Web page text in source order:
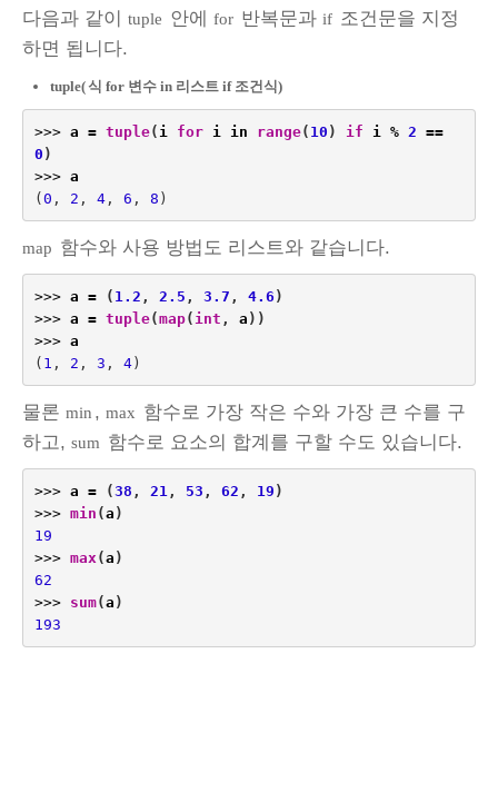
다음과 같이 tuple 안에 for 반복문과 if 조건문을 지정
하면 됩니다.
tuple(식 for 변수 in 리스트 if 조건식)
>>> a = tuple( i for i in range( 10 ) if i % 2 ==
0 )
>>> a
(0 , 2 , 4, 6 , 8 )
map 함수와 사용 방법도 리스트와 같습니다.
>>> a = ( 1.2 , 2.5 , 3.7 , 4.6 )
>>> a = tuple(map( int , a ))
>>> a
( 1 , 2 , 3 , 4)
물론 min , max 함수로 가장 작은 수와 가장 큰 수를 구
하고, sum 함수로 요소의 합계를 구할 수도 있습니다.
>>> a = (38 , 21 , 53 , 62 , 19 )
>>> min (a )
19
>>> max (a )
62
>>>
sum(a )
193